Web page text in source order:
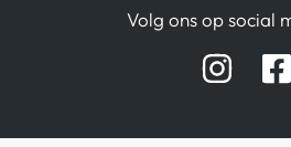
Verzending / Retour
Hifi winkel Raamsdonksveer
Volg ons op social